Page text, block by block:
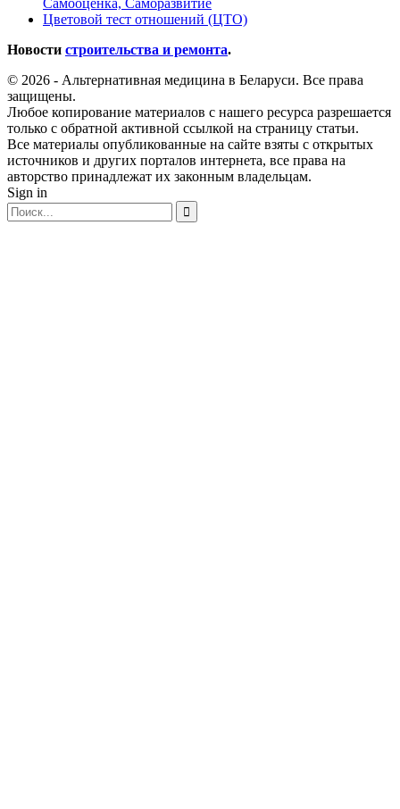
Цветовой тест отношений (ЦТО)
Новости строительства и ремонта.
© 2026 - Альтернативная медицина в Беларуси. Все права
защищены.
Любое копирование материалов с нашего ресурса разрешается
только с обратной активной ссылкой на страницу статьи.
Все материалы опубликованные на сайте взяты с открытых
источников и других порталов интернета, все права на
авторство принадлежат их законным владельцам.
Sign in